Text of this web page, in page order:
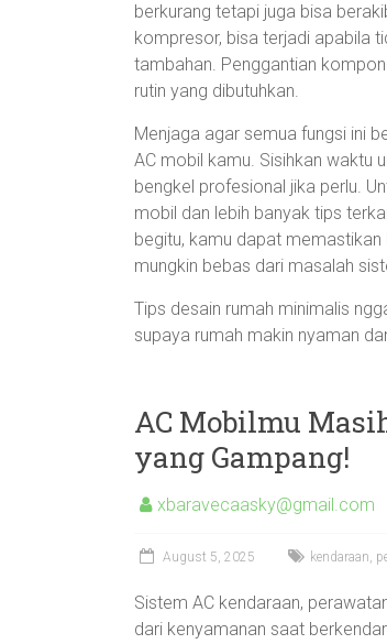
berkurang tetapi juga bisa
kompresor, bisa terjadi apabila
tambahan. Penggantian
rutin yang dibutuhkan.
Menjaga agar semua fungsi ini
AC mobil kamu. Sisihkan waktu
bengkel profesional jika perlu.
mobil dan lebih banyak tips
begitu, kamu dapat memastikan
mungkin bebas dari masalah
Tips desain rumah minimalis
supaya rumah makin nyaman
AC Mobilmu
yang Gampang!
xbaravecaasky@gmail.com
August 5, 2025 kendaraan,
Sistem AC kendaraan,
dari kenyamanan saat